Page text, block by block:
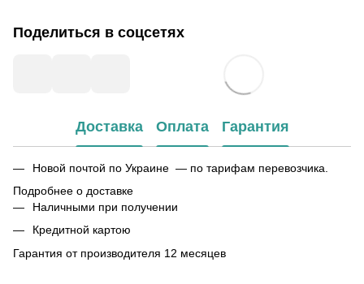
Поделиться в соцсетях
Доставка Оплата Гарантия
Новой почтой по Украине — по тарифам перевозчика.
Подробнее о доставке
Наличными при получении
Кредитной картою
Гарантия от производителя 12 месяцев